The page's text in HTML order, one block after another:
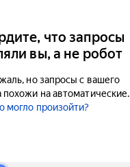
что запросы
вы, а не робот
но запросы с вашего
похожи на автоматические.
могло произойти?